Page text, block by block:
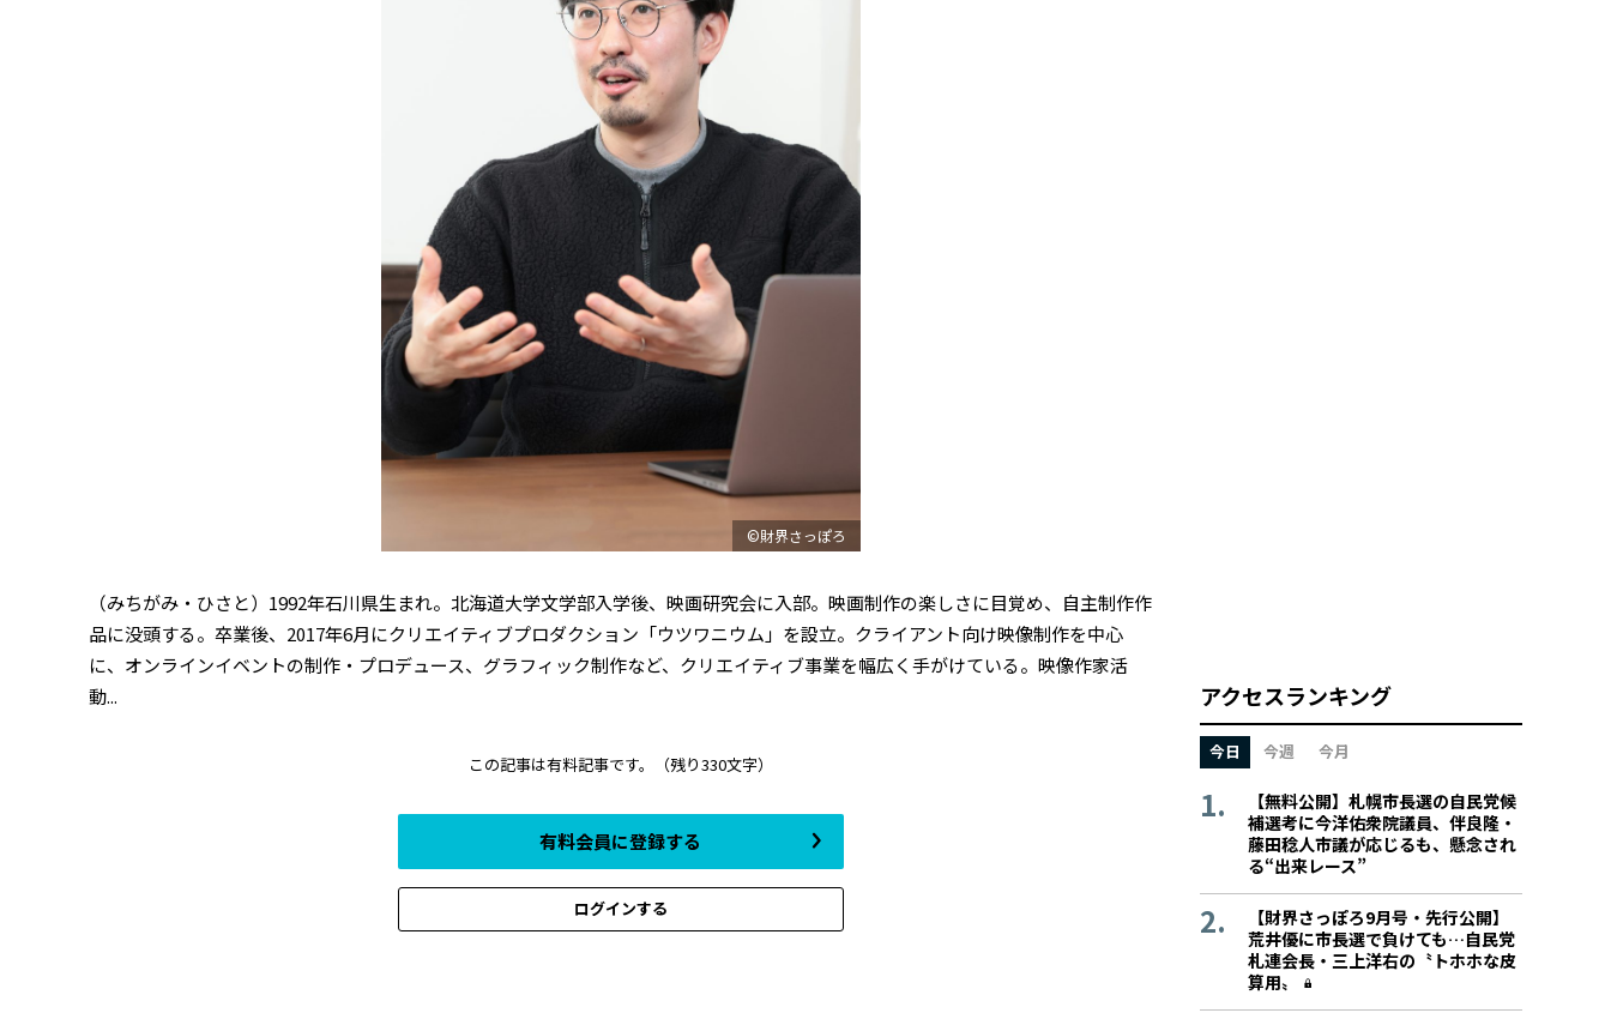
©財界さっぽろ
（みちがみ・ひさと）1992年石川県生まれ。北海道大学文学部入学後、映画研究会に入部。映画制作の楽しさに目覚め、自主制作作
品に没頭する。卒業後、2017年6月にクリエイティブプロダクション「ウツワニウム」を設立。クライアント向け映像制作を中心
に、オンラインイベントの制作・プロデュース、グラフィック制作など、クリエイティブ事業を幅広く手がけている。映像作家活
動...
この記事は有料記事です。 （残り330文字）
有料会員に登録する
ログインする
アクセスランキング
今日 今週 今月
【無料公開】札幌市長選の自民党候
補選考に今洋佑衆院議員、伴良隆・
藤田稔人市議が応じるも、懸念され
る“出来レース”
【財界さっぽろ9月号・先行公開】
荒井優に市長選で負けても…自民党
札連会長・三上洋右の〝トホホな皮
算用〟